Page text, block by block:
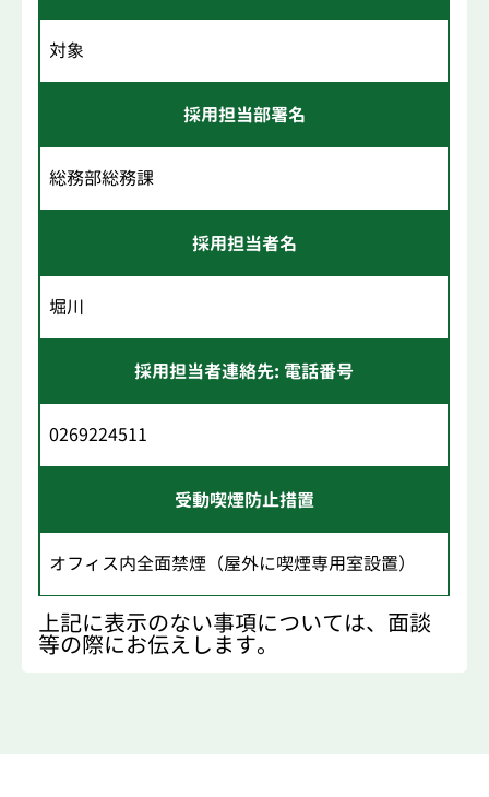
対象
採用担当部署名
総務部総務課
採用担当者名
堀川
採用担当者連絡先: 電話番号
0269224511
受動喫煙防止措置
オフィス内全面禁煙（屋外に喫煙専用室設置）
上記に表示のない事項については、面談
等の際にお伝えします。